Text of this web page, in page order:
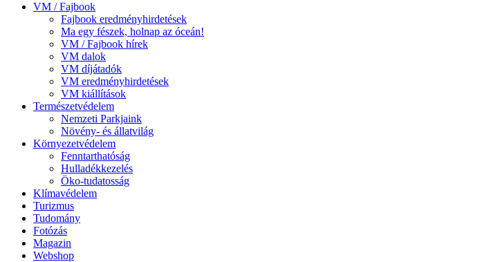
VM / Fajbook
Fajbook eredményhirdetések
Ma egy fészek, holnap az óceán!
VM / Fajbook hírek
VM dalok
VM díjátadók
VM eredményhirdetések
VM kiállítások
Természetvédelem
Nemzeti Parkjaink
Növény- és állatvilág
Környezetvédelem
Fenntarthatóság
Hulladékkezelés
Öko-tudatosság
Klímavédelem
Turizmus
Tudomány
Fotózás
Magazin
Webshop